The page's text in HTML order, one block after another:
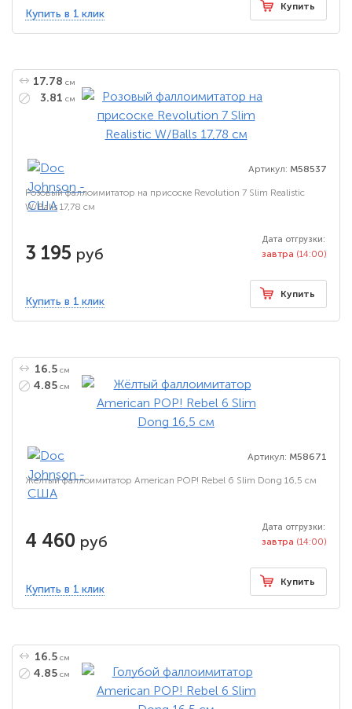
Купить в 1 клик
Купить
17.78 см
3.81 см
Артикул: M58537
Розовый фаллоимитатор на присоске Revolution 7 Slim Realistic
W/Balls 17,78 см
3 195 руб
Дата отгрузки:
завтра (14:00)
Купить в 1 клик
Купить
16.5 см
4.85 см
Артикул: M58671
Жёлтый фаллоимитатор American POP! Rebel 6 Slim Dong 16,5 см
4 460 руб
Дата отгрузки:
завтра (14:00)
Купить в 1 клик
Купить
16.5 см
4.85 см